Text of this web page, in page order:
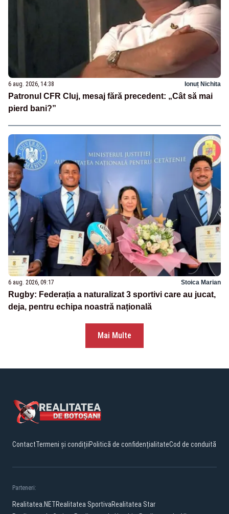
6 aug. 2026, 14:38 Ionuț Nichita
Patronul CFR Cluj, mesaj fără precedent: „Cât să mai
pierd bani?”
6 aug. 2026, 09:17 Stoica Marian
Rugby: Federația a naturalizat 3 sportivi care au jucat,
deja, pentru echipa noastră națională
Mai Multe
ContactTermeni și condițiiPolitică de confidențialitateCod de conduită
Parteneri:
Realitatea.NETRealitatea SportivaRealitatea Star